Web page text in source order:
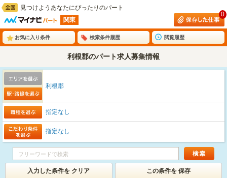
見つけようあなたにぴったりのパート
関東
0
お気に入り条件 検索条件履歴 閲覧履歴
利根郡のパート求人募集情報
利根郡
指定なし
指定なし
入力した条件を クリア この条件を 保存